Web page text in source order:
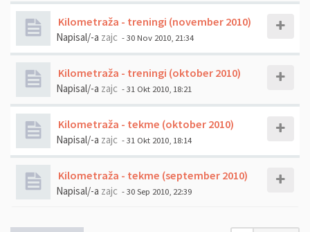
Kilometraža - treningi (november 2010)
Napisal/-a zajc - 30 Nov 2010, 21:34
Kilometraža - treningi (oktober 2010)
Napisal/-a zajc - 31 Okt 2010, 18:21
Kilometraža - tekme (oktober 2010)
Napisal/-a zajc - 31 Okt 2010, 18:14
Kilometraža - tekme (september 2010)
Napisal/-a zajc - 30 Sep 2010, 22:39